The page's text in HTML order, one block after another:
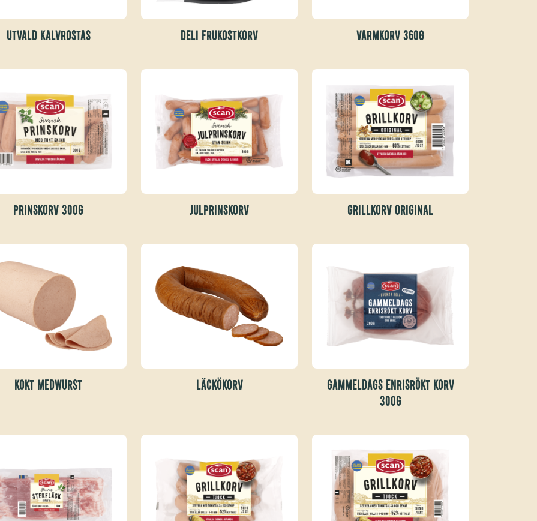
UTVALD KALVROSTAS DELI FRUKOSTKORV VARMKORV 360G
PRINSKORV 300G JULPRINSKORV GRILLKORV ORIGINAL
KOKT MEDWURST LÄCKÖKORV
GAMMELDAGS ENRISRÖKT KORV
300G